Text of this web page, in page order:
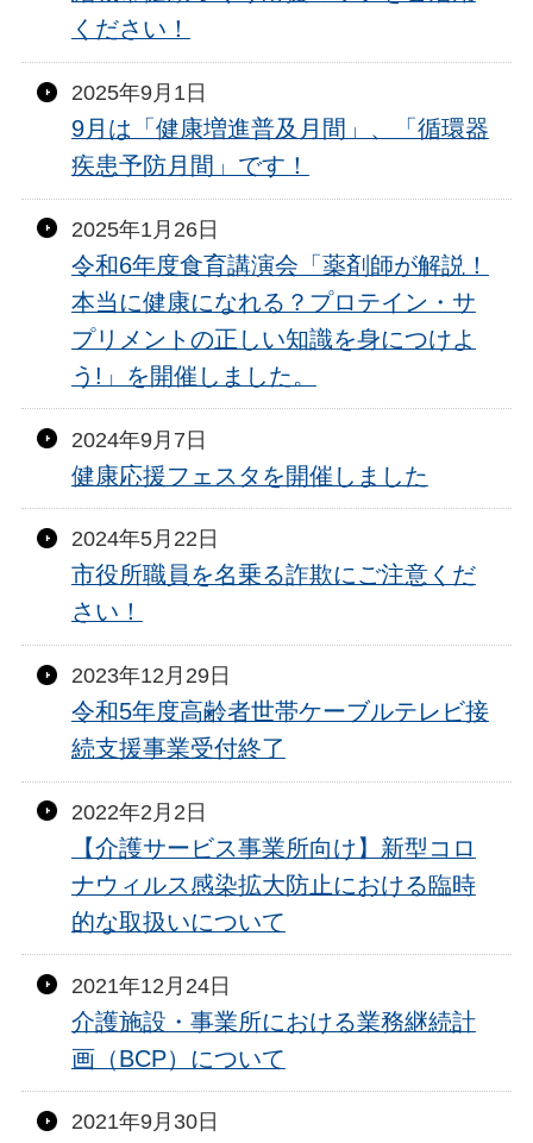
ください！
2025年9月1日
9月は「健康増進普及月間」、「循環器
疾患予防月間」です！
2025年1月26日
令和6年度食育講演会「薬剤師が解説！
本当に健康になれる？プロテイン・サ
プリメントの正しい知識を身につけよ
う!」を開催しました。
2024年9月7日
健康応援フェスタを開催しました
2024年5月22日
市役所職員を名乗る詐欺にご注意くだ
さい！
2023年12月29日
令和5年度高齢者世帯ケーブルテレビ接
続支援事業受付終了
2022年2月2日
【介護サービス事業所向け】新型コロ
ナウィルス感染拡大防止における臨時
的な取扱いについて
2021年12月24日
介護施設・事業所における業務継続計
画（BCP）について
2021年9月30日